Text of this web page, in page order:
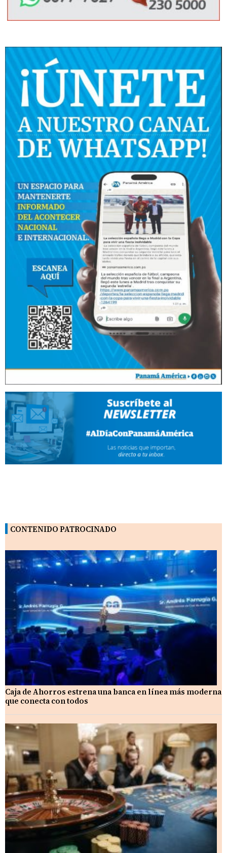
CONTENIDO PATROCINADO
Caja de Ahorros estrena una banca en línea más moderna
que conecta con todos